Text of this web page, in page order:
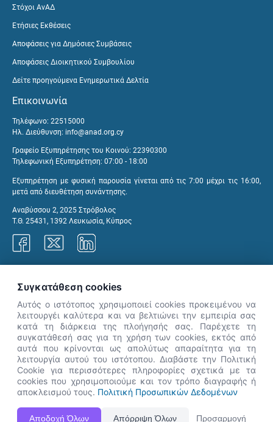
Στόχοι ΑνΑΔ
Ετήσιες Εκθέσεις
Αποφάσεις για Δημόσιες Συμβάσεις
Αποφάσεις Διοικητικού Συμβουλίου
Δείτε προηγούμενα Ενημερωτικά Δελτία
Επικοινωνία
Τηλέφωνο: 22515000
Ηλ. Διεύθυνση: info@anad.org.cy
Γραφείο Εξυπηρέτησης του Κοινού: 22390300
Τηλεφωνική Εξυπηρέτηση: 07:00 - 18:00
Εξυπηρέτηση με φυσική παρουσία γίνεται από τις 7:00 μέχρι τις 16:00,
μετά από διευθέτηση συνάντησης.
Αναβύσσου 2, 2025 Στρόβολος
Τ.Θ. 25431, 1392 Λευκωσία, Κύπρος
Η Ιστοσελίδα ΑνΑΔ είναι πλήρως συμβατή με τις νεότερες εκδόσεις, Google Chrome, Mozilla Firefox,
Apple Safari καθώς και Internet Explorer.
👋 Καλώς ήρθες! Είμαι η Νόησις.
Πες μου πώς μπορώ να σε βοηθήσω
σήμερα.
Συγκατάθεση cookies
Αυτός ο ιστότοπος χρησιμοποιεί cookies προκειμένου να
λειτουργέι καλύτερα και να βελτιώνει την εμπειρία σας
κατά τη διάρκεια της πλοήγησής σας. Παρέχετε τη
συγκατάθεσή σας για τη χρήση των cookies, εκτός από
αυτά που κρίνονται ως απολύτως απαραίτητα για τη
λειτουργία αυτού του ιστότοπου. Διαβάστε την Πολιτική
Cookie για περισσότερες πληροφορίες σχετικά με τα
cookies που χρησιμοποιούμε και τον τρόπο διαγραφής ή
αποκλεισμού τους. Πολιτική Προσωπικών Δεδομένων
Αποδοχή Όλων Απόρριψη Όλων Προσαρμογή